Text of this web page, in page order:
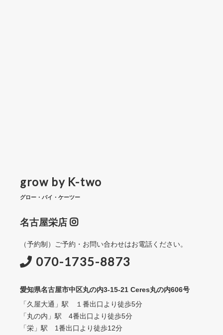
grow by K-two
グロー・バイ・ケーツー
名古屋栄店
（予約制）ご予約・お問い合わせはお電話ください。
070-1735-8873
愛知県名古屋市中区丸の内3-15-21 Ceres丸の内606号
「久屋大通」駅 １番出口より徒歩5分
「丸の内」駅 4番出口より徒歩5分
「栄」駅 1番出口より徒歩12分